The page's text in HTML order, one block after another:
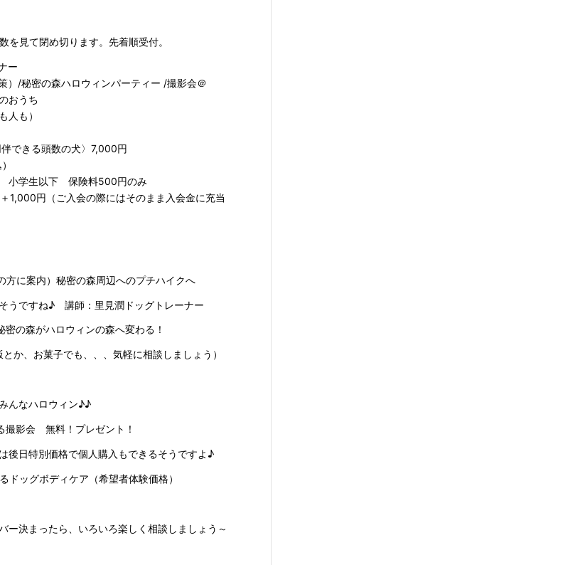
見て閉め切ります。先着順受付。
ー
）/秘密の森ハロウィンパーティー /撮影会＠
おうち
人も）
できる頭数の犬〉7,000円
以下 保険料500円のみ
1,000円（ご入会の際にはそのまま入会金に充当
に案内）秘密の森周辺へのプチハイクへ
うですね♪ 講師：里見潤ドッグトレーナー
森がハロウィンの森へ変わる！
か、お菓子でも、、、気軽に相談しましょう）
んなハロウィン♪♪
影会 無料！プレゼント！
後日特別価格で個人購入もできるそうですよ♪
ッグボディケア（希望者体験価格）
ー決まったら、いろいろ楽しく相談しましょう～